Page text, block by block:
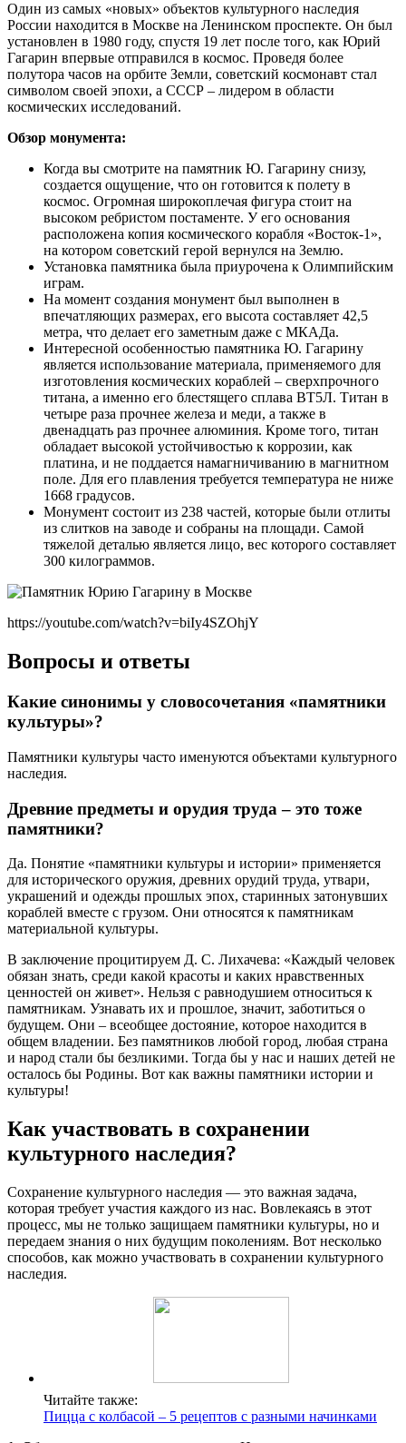
Один из самых «новых» объектов культурного наследия
России находится в Москве на Ленинском проспекте. Он был
установлен в 1980 году, спустя 19 лет после того, как Юрий
Гагарин впервые отправился в космос. Проведя более
полутора часов на орбите Земли, советский космонавт стал
символом своей эпохи, а СССР – лидером в области
космических исследований.
Обзор монумента:
Когда вы смотрите на памятник Ю. Гагарину снизу,
создается ощущение, что он готовится к полету в
космос. Огромная широкоплечая фигура стоит на
высоком ребристом постаменте. У его основания
расположена копия космического корабля «Восток-1»,
на котором советский герой вернулся на Землю.
Установка памятника была приурочена к Олимпийским
играм.
На момент создания монумент был выполнен в
впечатляющих размерах, его высота составляет 42,5
метра, что делает его заметным даже с МКАДа.
Интересной особенностью памятника Ю. Гагарину
является использование материала, применяемого для
изготовления космических кораблей – сверхпрочного
титана, а именно его блестящего сплава ВТ5Л. Титан в
четыре раза прочнее железа и меди, а также в
двенадцать раз прочнее алюминия. Кроме того, титан
обладает высокой устойчивостью к коррозии, как
платина, и не поддается намагничиванию в магнитном
поле. Для его плавления требуется температура не ниже
1668 градусов.
Монумент состоит из 238 частей, которые были отлиты
из слитков на заводе и собраны на площади. Самой
тяжелой деталью является лицо, вес которого составляет
300 килограммов.
https://youtube.com/watch?v=biIy4SZOhjY
Вопросы и ответы
Какие синонимы у словосочетания «памятники
культуры»?
Памятники культуры часто именуются объектами культурного
наследия.
Древние предметы и орудия труда – это тоже
памятники?
Да. Понятие «памятники культуры и истории» применяется
для исторического оружия, древних орудий труда, утвари,
украшений и одежды прошлых эпох, старинных затонувших
кораблей вместе с грузом. Они относятся к памятникам
материальной культуры.
В заключение процитируем Д. С. Лихачева: «Каждый человек
обязан знать, среди какой красоты и каких нравственных
ценностей он живет». Нельзя с равнодушием относиться к
памятникам. Узнавать их и прошлое, значит, заботиться о
будущем. Они – всеобщее достояние, которое находится в
общем владении. Без памятников любой город, любая страна
и народ стали бы безликими. Тогда бы у нас и наших детей не
осталось бы Родины. Вот как важны памятники истории и
культуры!
Как участвовать в сохранении
культурного наследия?
Сохранение культурного наследия — это важная задача,
которая требует участия каждого из нас. Вовлекаясь в этот
процесс, мы не только защищаем памятники культуры, но и
передаем знания о них будущим поколениям. Вот несколько
способов, как можно участвовать в сохранении культурного
наследия.
Читайте также:
Пицца с колбасой – 5 рецептов с разными начинками